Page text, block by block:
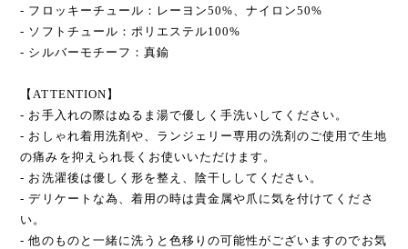
- フロッキーチュール：レーヨン50%、ナイロン50%
- ソフトチュール：ポリエステル100%
- シルバーモチーフ：真鍮
【ATTENTION】
- お手入れの際はぬるま湯で優しく手洗いしてください。
- おしゃれ着用洗剤や、ランジェリー専用の洗剤のご使用で生地
の痛みを抑えられ長くお使いいただけます。
- お洗濯後は優しく形を整え、陰干ししてください。
- デリケートな為、着用の時は貴金属や爪に気を付けてくださ
い。
- 他のものと一緒に洗うと色移りの可能性がございますのでお気